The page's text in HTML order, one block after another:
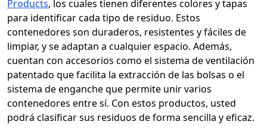
Products, los cuales tienen diferentes colores y tapas
para identificar cada tipo de residuo. Estos
contenedores son duraderos, resistentes y fáciles de
limpiar, y se adaptan a cualquier espacio. Además,
cuentan con accesorios como el sistema de ventilación
patentado que facilita la extracción de las bolsas o el
sistema de enganche que permite unir varios
contenedores entre sí. Con estos productos, usted
podrá clasificar sus residuos de forma sencilla y eficaz.